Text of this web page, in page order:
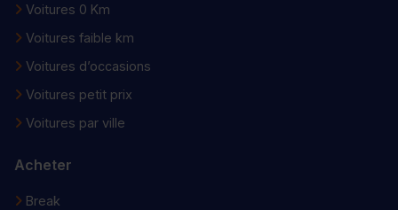
Voitures 0 Km
Voitures faible km
Voitures d’occasions
Voitures petit prix
Voitures par ville
Acheter
Break